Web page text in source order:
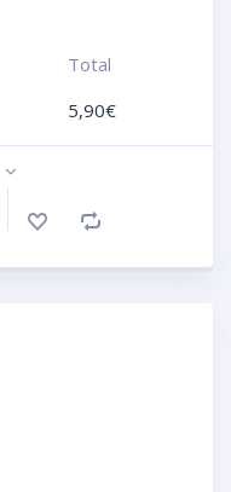
Total
5,90€